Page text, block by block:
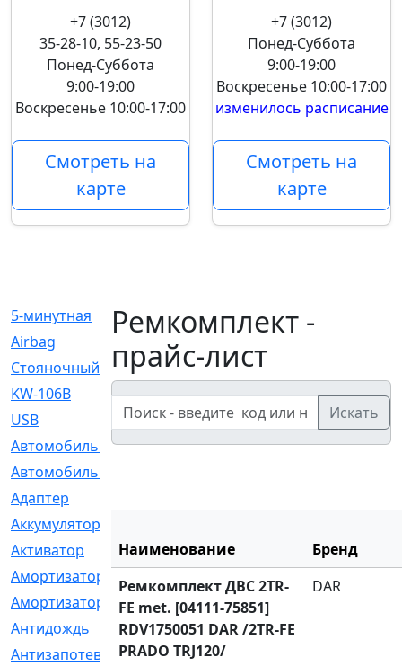
+7 (3012)
35-28-10, 55-23-50
Понед-Суббота
9:00-19:00
Воскресенье 10:00-17:00
Смотреть на
карте
+7 (3012)
Понед-Суббота
9:00-19:00
Воскресенье 10:00-17:00
изменилось расписание
Смотреть на
карте
5-минутная
[1]
Airbag
[18]
Cтояночный
[1]
KW-106B
[0]
USB
[6]
Автомобильное
[6]
Автомобильный
Адаптер
Аккумулятор
Активатор
[1]
Амортизатор
Амортизаторы
[21]
Антидождь
[1]
Антизапотеватель
[1]
Ремкомплект -
прайс-лист
Искать
Наименование
Бренд
Ремкомплект ДВС 2TR-
FE met. [04111-75851]
RDV1750051 DAR /2TR-FE
PRADO TRJ120/
DAR